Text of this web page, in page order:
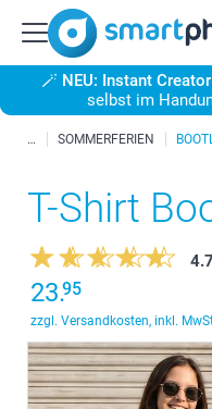
🪄 NEU: Instant Creator
selbst im
SOMMERFERIEN
T-Shirt
4.7
23.95
zzgl. Versandkosten, inkl.